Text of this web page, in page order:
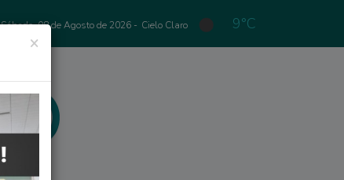
Sábado, 08 de Agosto de 2026 - Cielo Claro 9°C
×